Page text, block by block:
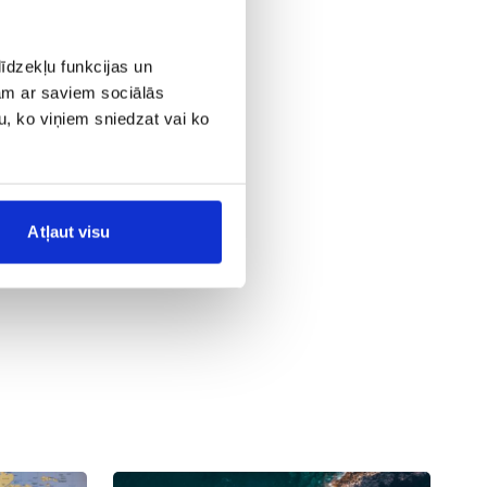
funkcijas un
ar saviem sociālās
ko viņiem sniedzat vai ko
Atļaut visu
už
linijos